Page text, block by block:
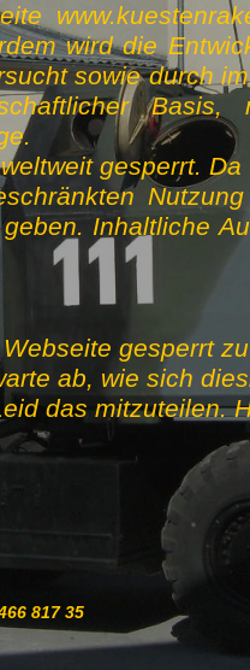
wird die
sowie durch
Basis,
gesperrt.
Inhaltliche
gesperrt
ab, wie sich
das mitzuteilen.
817 35